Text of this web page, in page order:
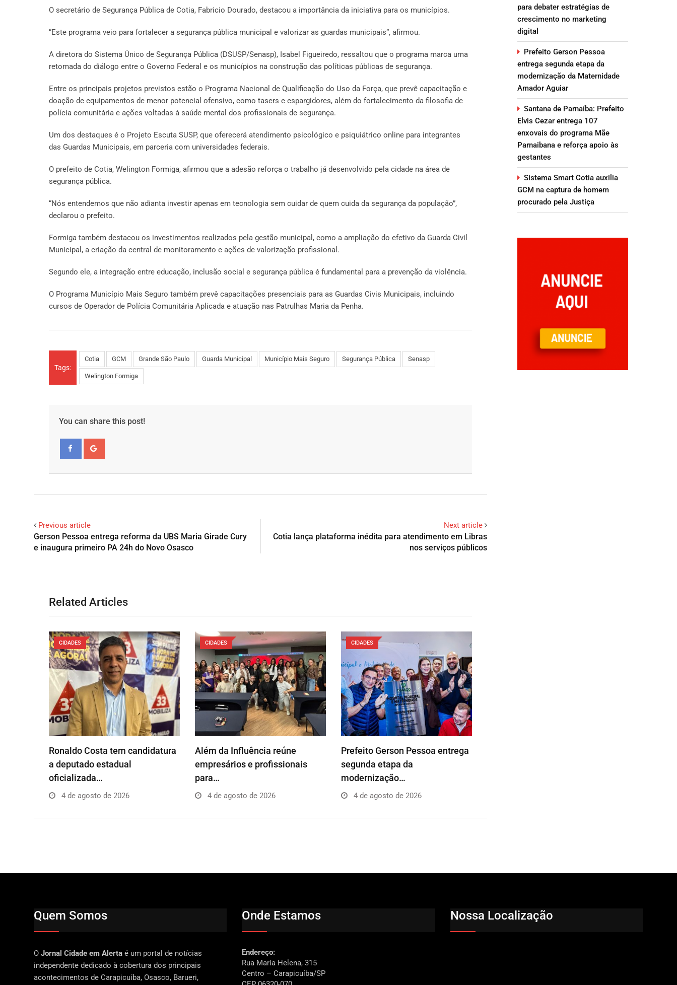
O secretário de Segurança Pública de Cotia, Fabricio Dourado, destacou a importância da iniciativa para os municípios.
“Este programa veio para fortalecer a segurança pública municipal e valorizar as guardas municipais”, afirmou.
A diretora do Sistema Único de Segurança Pública (DSUSP/Senasp), Isabel Figueiredo, ressaltou que o programa marca uma
retomada do diálogo entre o Governo Federal e os municípios na construção das políticas públicas de segurança.
Entre os principais projetos previstos estão o Programa Nacional de Qualificação do Uso da Força, que prevê capacitação e
doação de equipamentos de menor potencial ofensivo, como tasers e espargidores, além do fortalecimento da filosofia de
polícia comunitária e ações voltadas à saúde mental dos profissionais de segurança.
Um dos destaques é o Projeto Escuta SUSP, que oferecerá atendimento psicológico e psiquiátrico online para integrantes
das Guardas Municipais, em parceria com universidades federais.
O prefeito de Cotia, Welington Formiga, afirmou que a adesão reforça o trabalho já desenvolvido pela cidade na área de
segurança pública.
“Nós entendemos que não adianta investir apenas em tecnologia sem cuidar de quem cuida da segurança da população”,
declarou o prefeito.
Formiga também destacou os investimentos realizados pela gestão municipal, como a ampliação do efetivo da Guarda Civil
Municipal, a criação da central de monitoramento e ações de valorização profissional.
Segundo ele, a integração entre educação, inclusão social e segurança pública é fundamental para a prevenção da violência.
O Programa Município Mais Seguro também prevê capacitações presenciais para as Guardas Civis Municipais, incluindo
cursos de Operador de Polícia Comunitária Aplicada e atuação nas Patrulhas Maria da Penha.
Tags:
Cotia GCM Grande São Paulo Guarda Municipal Município Mais Seguro Segurança Pública Senasp
Welington Formiga
You can share this post!
Previous article
Gerson Pessoa entrega reforma da UBS Maria Girade Cury
e inaugura primeiro PA 24h do Novo Osasco
Next article
Cotia lança plataforma inédita para atendimento em Libras
nos serviços públicos
Related Articles
CIDADES
Ronaldo Costa tem candidatura
a deputado estadual
oficializada…
4 de agosto de 2026
CIDADES
Além da Influência reúne
empresários e profissionais
para…
4 de agosto de 2026
CIDADES
Prefeito Gerson Pessoa entrega
segunda etapa da
modernização…
4 de agosto de 2026
para debater estratégias de
crescimento no marketing
digital
Prefeito Gerson Pessoa
entrega segunda etapa da
modernização da Maternidade
Amador Aguiar
Santana de Parnaíba: Prefeito
Elvis Cezar entrega 107
enxovais do programa Mãe
Parnaibana e reforça apoio às
gestantes
Sistema Smart Cotia auxilia
GCM na captura de homem
procurado pela Justiça
Quem Somos
O Jornal Cidade em Alerta é um portal de notícias
independente dedicado à cobertura dos principais
acontecimentos de Carapicuíba, Osasco, Barueri,
Onde Estamos
Endereço:
Rua Maria Helena, 315
Centro – Carapicuíba/SP
Nossa Localização